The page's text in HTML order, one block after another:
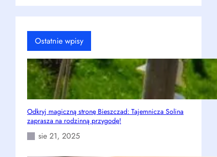
h
Ostatnie wpisy
Odkryj magiczną stronę Bieszczad: Tajemnicza Solina
zaprasza na rodzinną przygodę!
sie 21, 2025